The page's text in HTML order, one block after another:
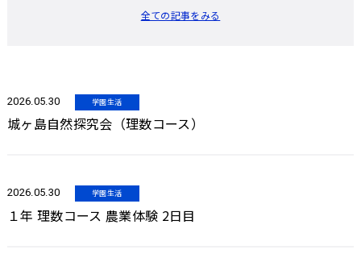
全ての記事をみる
2026.05.30 学園生活
城ヶ島自然探究会（理数コース）
2026.05.30 学園生活
１年 理数コース 農業体験 2日目